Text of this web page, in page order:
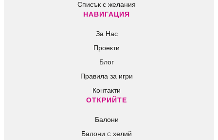
НАВИГАЦИЯ
Проекти
Блог
Правила за игри
Контакти
ОТКРИЙТЕ
Балони c хелий